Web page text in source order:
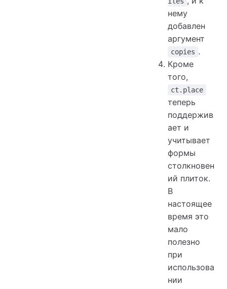
нему
добавлен
аргумент
copies .
Кроме
того,
ct.place
теперь
поддержив
ает и
учитывает
формы
столкновен
ий плиток.
В
настоящее
время это
мало
полезно
при
использова
нии